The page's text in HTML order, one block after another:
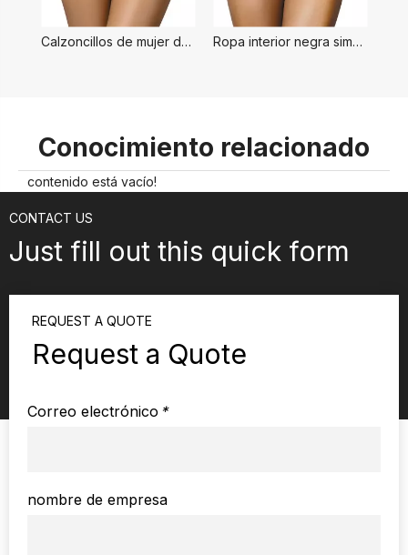
Calzoncillos de mujer de estilo simple blanco Ropa interior negra simple para mujer
Conocimiento relacionado
contenido está vacío!
CONTACT US
Just fill out this quick form
REQUEST A QUOTE
Request a Quote
*
Correo electrónico
nombre de empresa